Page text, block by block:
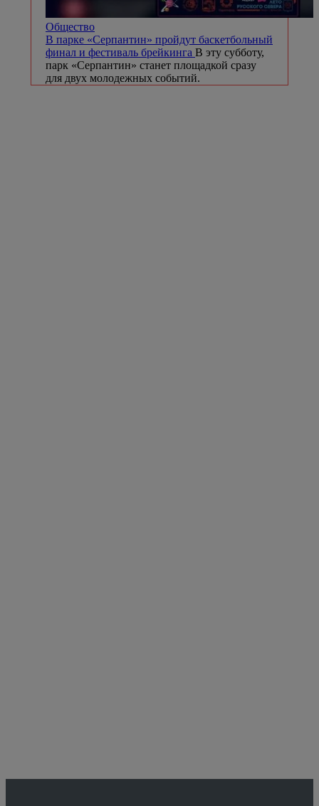
Общество
В парке «Серпантин» пройдут баскетбольный
финал и фестиваль брейкинга В эту субботу,
парк «Серпантин» станет площадкой сразу
для двух молодежных событий.